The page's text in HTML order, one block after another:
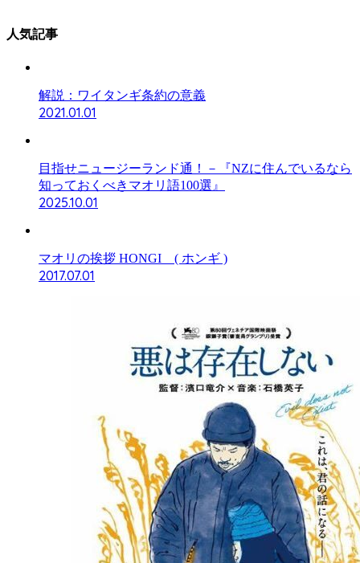
人気記事
解説：ワイタンギ条約の意義
2021.01.01
目指せニュージーランド通！－『NZに住んでいるなら
知っておくべきマオリ語100選』
2025.10.01
マオリの挨拶 HONGI ( ホンギ )
2017.07.01